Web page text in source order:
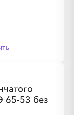
65-53 без